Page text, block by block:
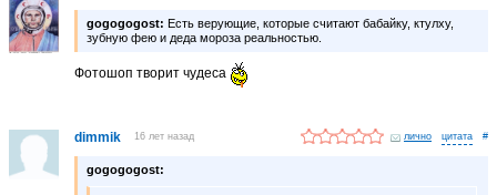
gogogogost: Есть верующие, которые считают бабайку, ктулху,
зубную фею и деда мороза реальностью.
Фотошоп творит чудеса
dimmik 16 лет назад лично #
gogogogost: